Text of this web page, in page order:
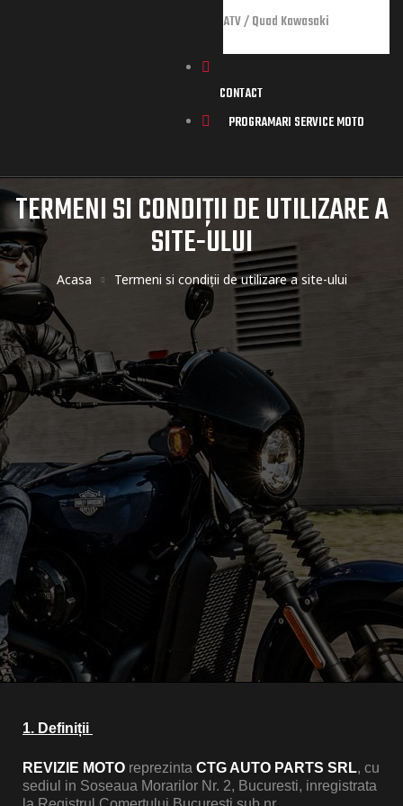
ATV / Quad Kawasaki
CONTACT
PROGRAMARI SERVICE MOTO
TERMENI SI CONDIȚII DE UTILIZARE A
SITE-ULUI
Acasa Termeni si condiții de utilizare a site-ului
1. Definiții
REVIZIE MOTO reprezinta CTG AUTO PARTS SRL, cu
sediul in Soseaua Morarilor Nr. 2, Bucuresti, inregistrata